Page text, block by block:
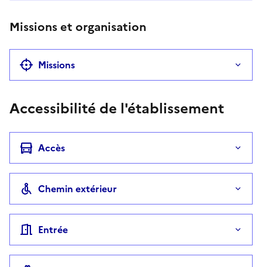
Missions et organisation
Missions
Accessibilité de l'établissement
Accès
Chemin extérieur
Entrée